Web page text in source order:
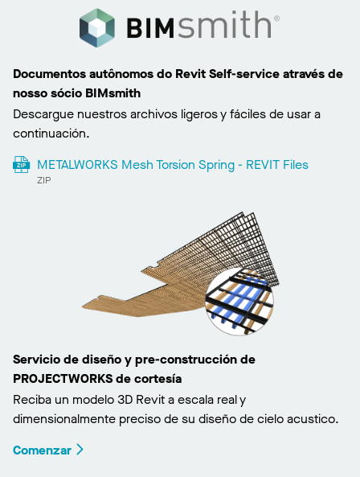
Documentos autônomos do Revit Self-service através de
nosso sócio BIMsmith
Descargue nuestros archivos ligeros y fáciles de usar a
continuación.
METALWORKS Mesh Torsion Spring - REVIT Files
ZIP
Servicio de diseño y pre-construcción de
PROJECTWORKS de cortesía
Reciba un modelo 3D Revit a escala real y
dimensionalmente preciso de su diseño de cielo acustico.
Comenzar